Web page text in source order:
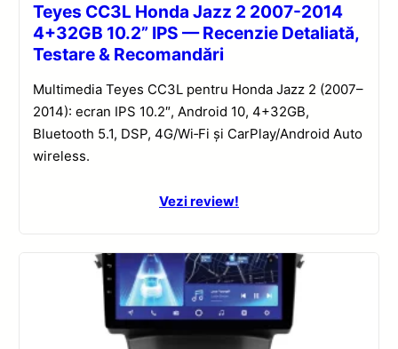
Teyes CC3L Honda Jazz 2 2007-2014
4+32GB 10.2” IPS — Recenzie Detaliată,
Testare & Recomandări
Multimedia Teyes CC3L pentru Honda Jazz 2 (2007–
2014): ecran IPS 10.2″, Android 10, 4+32GB,
Bluetooth 5.1, DSP, 4G/Wi‑Fi și CarPlay/Android Auto
wireless.
Vezi review!